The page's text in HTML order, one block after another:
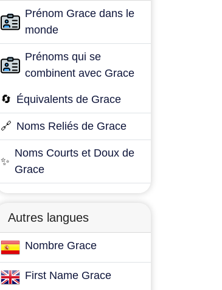
Prénom Grace dans le
monde
Prénoms qui se
combinent avec Grace
🔄 Équivalents de Grace
🔗 Noms Reliés de Grace
✨
Noms Courts et Doux de
Grace
Autres langues
Nombre Grace
First Name Grace